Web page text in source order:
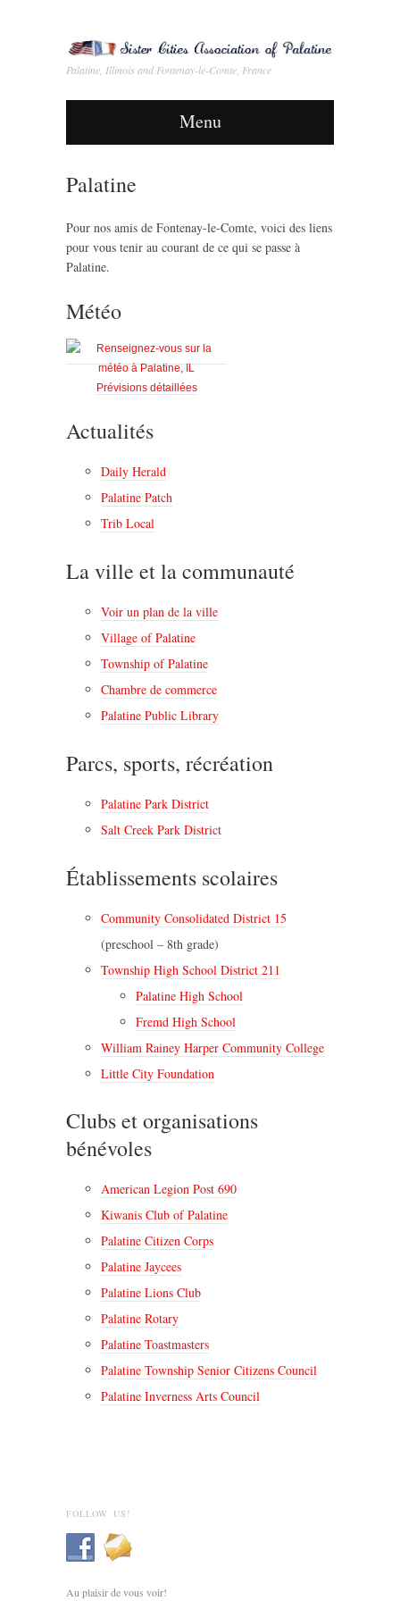
Palatine, Illinois and Fontenay-le-Comte, France
Menu
Palatine
Pour nos amis de Fontenay-le-Comte, voici des liens
pour vous tenir au courant de ce qui se passe à
Palatine.
Météo
Prévisions détaillées
Actualités
Daily Herald
Palatine Patch
Trib Local
La ville et la communauté
Voir un plan de la ville
Village of Palatine
Township of Palatine
Chambre de commerce
Palatine Public Library
Parcs, sports, récréation
Palatine Park District
Salt Creek Park District
Établissements scolaires
Community Consolidated District 15
(preschool – 8th grade)
Township High School District 211
Palatine High School
Fremd High School
William Rainey Harper Community College
Little City Foundation
Clubs et organisations
bénévoles
American Legion Post 690
Kiwanis Club of Palatine
Palatine Citizen Corps
Palatine Jaycees
Palatine Lions Club
Palatine Rotary
Palatine Toastmasters
Palatine Township Senior Citizens Council
Palatine Inverness Arts Council
FOLLOW US!
Au plaisir de vous voir!